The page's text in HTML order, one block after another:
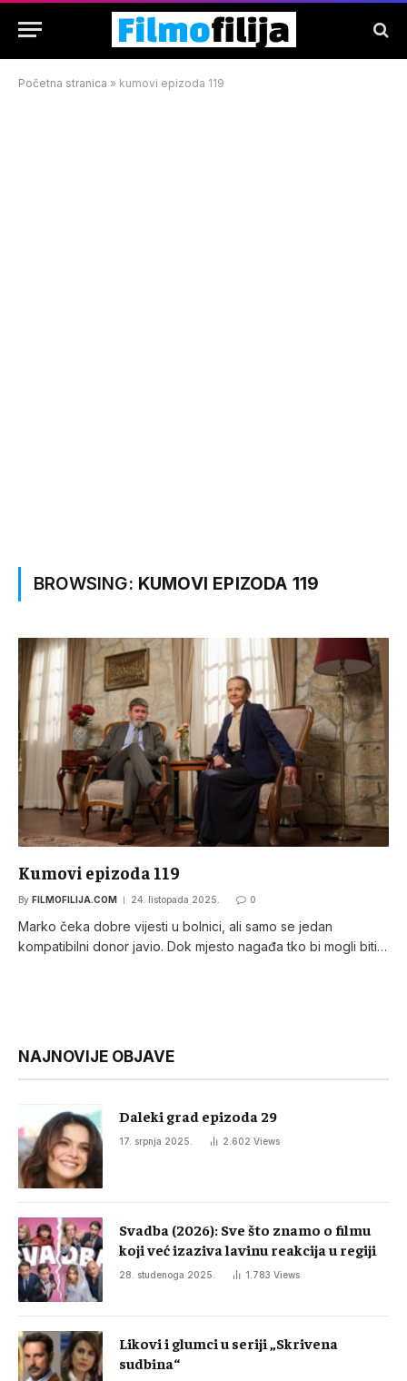
Početna stranica » kumovi epizoda 119
BROWSING: KUMOVI EPIZODA 119
Kumovi epizoda 119
By FILMOFILIJA.COM 24. listopada 2025. 0
Marko čeka dobre vijesti u bolnici, ali samo se jedan
kompatibilni donor javio. Dok mjesto nagađa tko bi mogli biti…
NAJNOVIJE OBJAVE
Daleki grad epizoda 29
17. srpnja 2025. 2.602 Views
Svadba (2026): Sve što znamo o filmu
koji već izaziva lavinu reakcija u regiji
28. studenoga 2025. 1.783 Views
Likovi i glumci u seriji „Skrivena
sudbina“